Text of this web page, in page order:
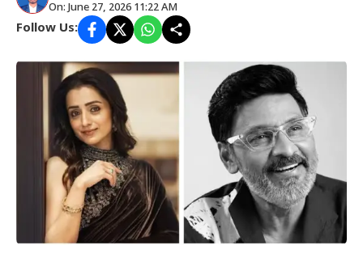
On: June 27, 2026 11:22 AM
Follow Us: